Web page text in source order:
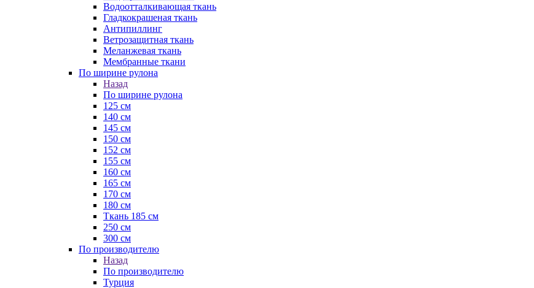
Водоотталкивающая ткань
Гладкокрашеная ткань
Антипиллинг
Ветрозащитная ткань
Меланжевая ткань
Мембранные ткани
По ширине рулона
Назад
По ширине рулона
125 см
140 см
145 см
150 см
152 см
155 см
160 см
165 см
170 см
180 см
Ткань 185 см
250 см
300 см
По производителю
Назад
По производителю
Турция